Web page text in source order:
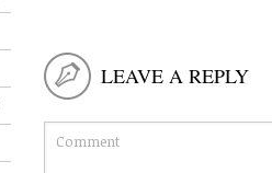
LEAVE A REPLY